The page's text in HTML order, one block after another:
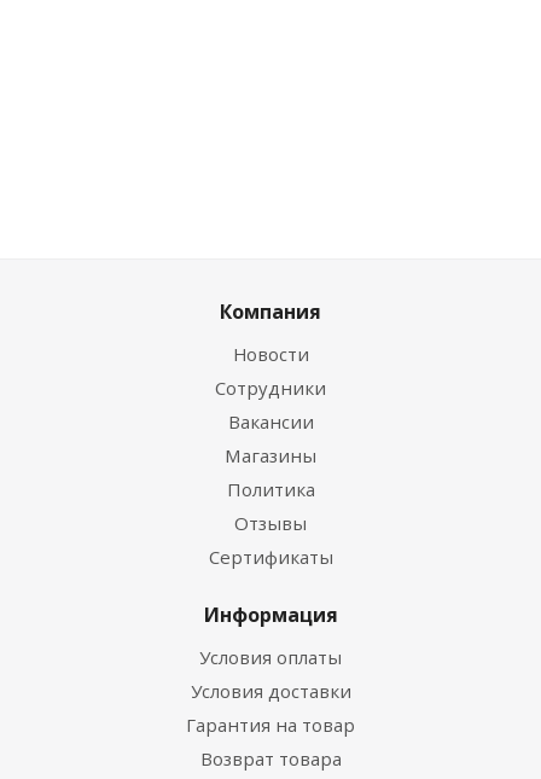
Компания
Новости
Сотрудники
Вакансии
Магазины
Политика
Отзывы
Сертификаты
Информация
Условия оплаты
Условия доставки
Гарантия на товар
Возврат товара